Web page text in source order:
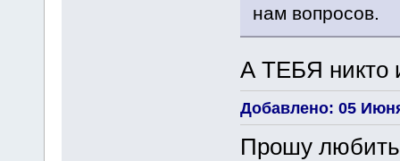
нам вопросов.
А ТЕБЯ никто
Добавлено: 05
Прошу